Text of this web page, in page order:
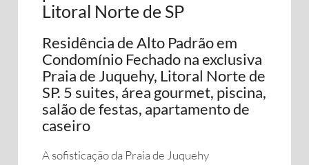
Litoral Norte de SP
Residência de Alto Padrão em
Condomínio Fechado na exclusiva
Praia de Juquehy, Litoral Norte de
SP. 5 suites, área gourmet, piscina,
salão de festas, apartamento de
caseiro
A sofisticação da Praia de Juquehy